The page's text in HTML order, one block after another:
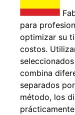
para
optimizar su
costos.
combina
separados
método, los